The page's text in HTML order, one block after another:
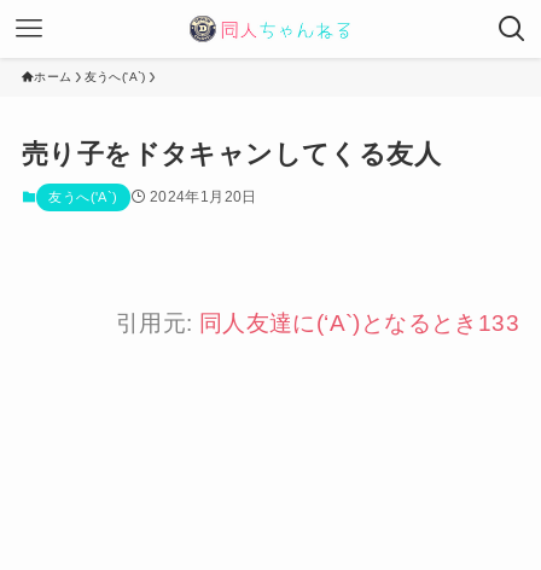
ホーム 友うへ('A`)
売り子をドタキャンしてくる友人
友うへ('A`) 2024年1月20日
引用元: 同人友達に(‘A`)となるとき133